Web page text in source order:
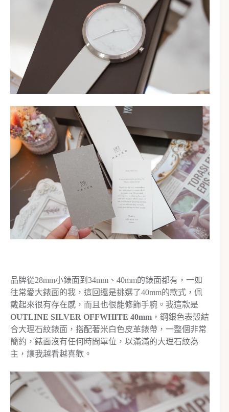
品牌從28mm小錶面到34mm、40mm的錶面都有，一如
往常愛大錶面的我，這回還是挑選了40mm的款式，佩
戴起來很有存在感，而且也很能修飾手腕。我這款是
OUTLINE SILVER OFFWHITE 40mm ，鋼銀色表殼結
合大理石紋錶面，搭配著米白色皮革錶帶，一整個非常
簡約，錶面沒有任何時間單位，以滿滿的大理石紋為
主，讓我越看越喜歡。